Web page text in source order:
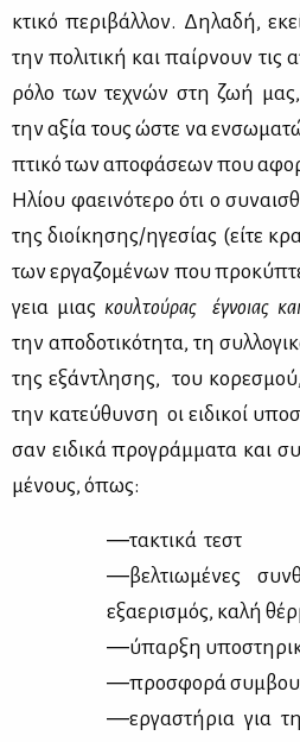
κτι­κό πε­ρι­βάλ­λον. Δη­λα­δή,
την πο­λι­τι­κή και παίρ­νουν
ρό­λο των τε­χνών στη ζωή
την αξία τους ώστε να
πτι­κό των απο­φά­σε­ων που
Ηλί­ου φα­ει­νό­τε­ρο ότι ο
της διοί­κη­σης/ηγε­σί­ας (εί­τε
των ερ­γα­ζο­μέ­νων που
γεια μιας κουλ­τού­ρας έγνοιας
την απο­δο­τι­κό­τη­τα, τη
της εξά­ντλη­σης, του
την κα­τεύ­θυν­ση οι ει­δι­κοί
σαν ει­δι­κά προ­γράμ­μα­τα και
μέ­νους, όπως:
―τα­κτι­κά τεστ
―βελ­τιω­μέ­νες
εξα­ε­ρι­σμός, κα­λή
―ύπαρ­ξη
―προ­σφο­ρά
―ερ­γα­στή­ρια για